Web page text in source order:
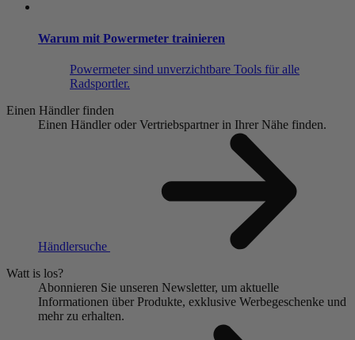
Warum mit Powermeter trainieren
Powermeter sind unverzichtbare Tools für alle
Radsportler.
Einen Händler finden
Einen Händler oder Vertriebspartner in Ihrer Nähe finden.
Händlersuche
Watt is los?
Abonnieren Sie unseren Newsletter, um aktuelle
Informationen über Produkte, exklusive Werbegeschenke und
mehr zu erhalten.